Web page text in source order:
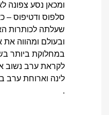
ומכאן נסע צפונה
סלפוס ודטיפוס –
שעלתה לכותרות
ובעולם ומהווה את
במחלוקת ביותר
לקראת ערב נשוב
.